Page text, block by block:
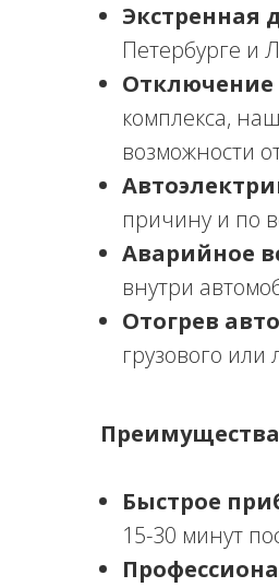
Экстренная
Петербурге и
Отключение
комплекса,
возможности
причину и по
Аварийное
внутри
Отогрев
грузового или
Быстрое
15-30 минут